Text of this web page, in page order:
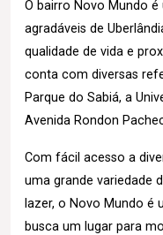
O bairro Novo Mundo
agradáveis de
qualidade de vida e
conta com diversas
Parque do Sabiá, a
Avenida Rondon
Com fácil acesso a
uma grande variedade
lazer, o Novo Mundo é
busca um lugar para